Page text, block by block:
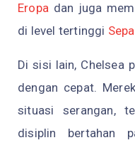
Eropa dan juga
di level tertinggi
Di sisi lain, Chelsea
dengan cepat.
situasi serangan,
disiplin bertahan